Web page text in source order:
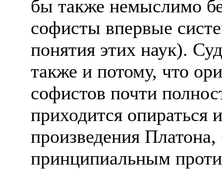
бы также немыслимо
софисты впервые
понятия этих наук).
также и потому, что
софистов почти
приходится опираться
произведения
принципиальным